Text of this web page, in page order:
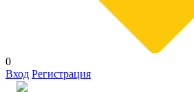
0
Вход Регистрация